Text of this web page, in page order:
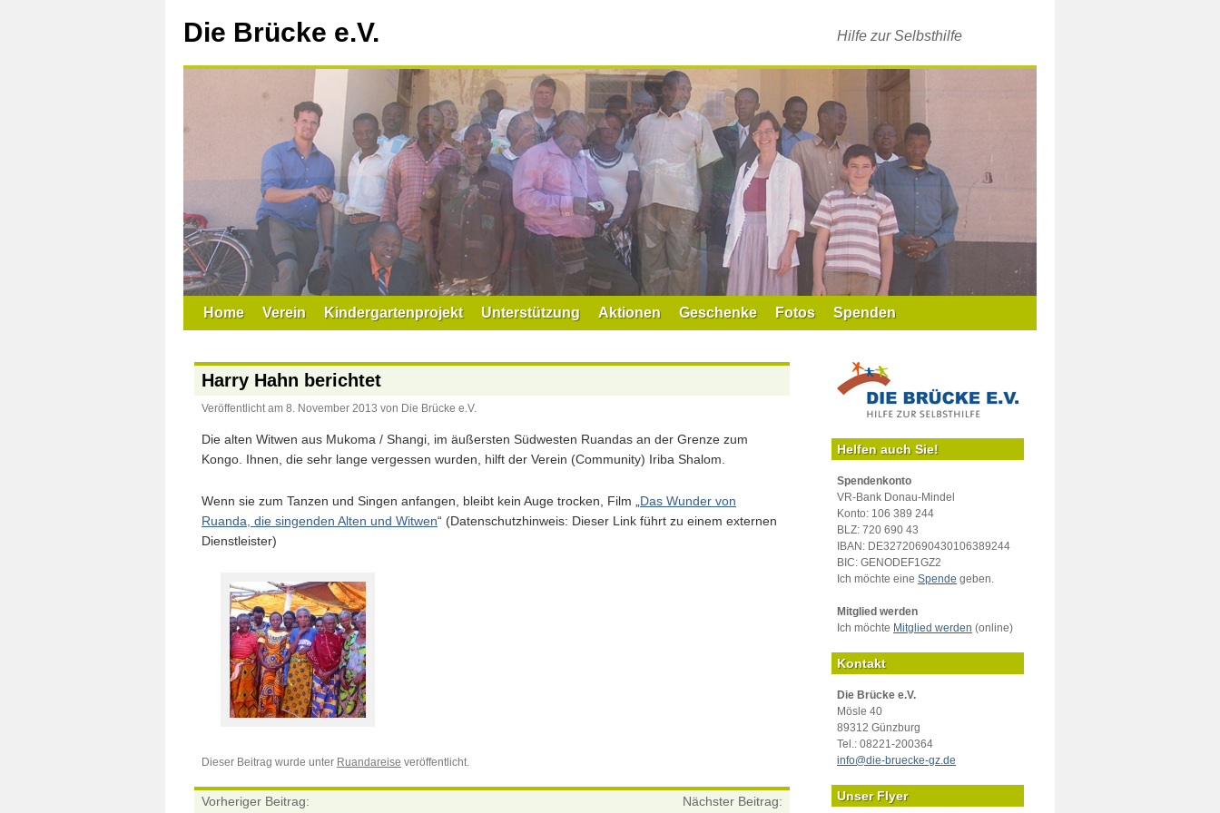
Inhalt
springen
Die Brücke e.V. Hilfe zur Selbsthilfe
Home Verein Kindergartenprojekt Unterstützung Aktionen Geschenke Fotos Spenden
Harry Hahn berichtet
Veröffentlicht am 8. November 2013 von Die Brücke e.V.
Die alten Witwen aus Mukoma / Shangi, im äußersten Südwesten Ruandas an der Grenze zum
Kongo. Ihnen, die sehr lange vergessen wurden, hilft der Verein (Community) Iriba Shalom.
Wenn sie zum Tanzen und Singen anfangen, bleibt kein Auge trocken, Film „ Das Wunder von
Ruanda, die singenden Alten und Witwen“ (Datenschutzhinweis: Dieser Link führt zu einem externen
Dienstleister)
Dieser Beitrag wurde unter Ruandareise veröffentlicht.
Vorheriger Beitrag:
Nächster Beitrag:
Helfen auch Sie!
Spendenkonto
VR-Bank Donau-Mindel
Konto: 106 389 244
BLZ: 720 690 43
IBAN: DE32720690430106389244
BIC: GENODEF1GZ2
Ich möchte eine Spende geben.
Mitglied werden
Ich möchte Mitglied werden (online)
Kontakt
Die Brücke e.V.
Mösle 40
89312 Günzburg
Tel.: 08221-200364
info@die-bruecke-gz.de
Unser Flyer